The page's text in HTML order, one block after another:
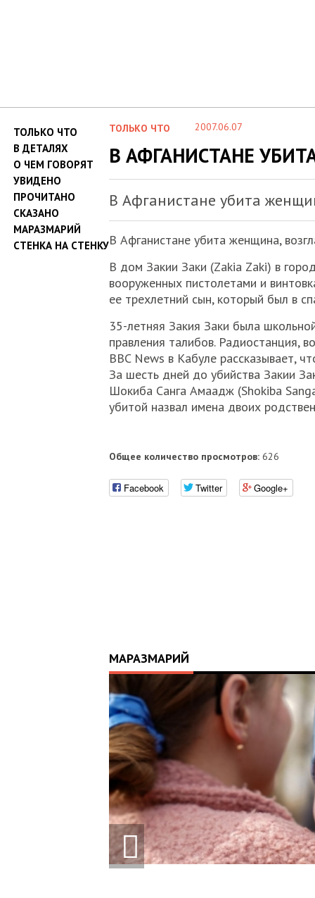
ТОЛЬКО ЧТО
В ДЕТАЛЯХ
О ЧЕМ ГОВОРЯТ
УВИДЕНО
ПРОЧИТАНО
СКАЗАНО
МАРАЗМАРИЙ
СТЕНКА НА СТЕНКУ
ТОЛЬКО ЧТО 2007.06.07
В АФГАНИСТАНЕ
В Афганистане убита
В Афганистане убита женщина,
В дом Закии Заки (Zakia Zaki) в
вооруженных пистолетами и
ее трехлетний сын, который был в
35-летняя Закия Заки была
правления талибов. Радиостанция,
BBC News в Кабуле рассказывает,
За шесть дней до убийства Закии
Шокиба Санга Амаадж (Shokiba
убитой назвал имена двоих
Общее количество просмотров: 626
Facebook Twitter Google+
МАРАЗМАРИЙ